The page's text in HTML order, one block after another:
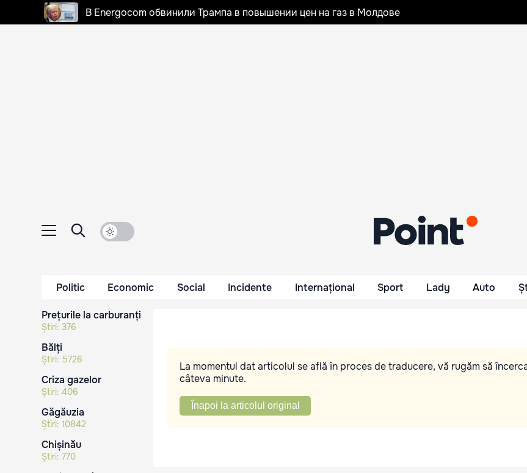
В Energocom обвинили Трампа в повышении цен на газ в Молдове
Politic Economic Social Incidente Internațional Sport Lady Auto
Prețurile la carburanți
Știri: 376
Bălți
Știri: 5726
Criza gazelor
Știri: 406
Găgăuzia
Știri: 10842
Chișinău
Știri: 770
La momentul dat articolul se află în proces de traducere, vă rugăm să
câteva minute.
Înapoi la articolul original